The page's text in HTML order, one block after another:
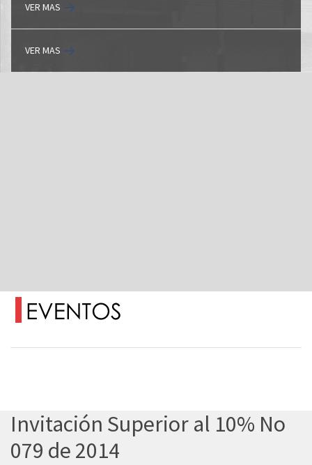
VER MAS
VER MAS
Invitación Superior al 10% No
079 de 2014